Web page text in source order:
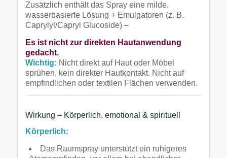
Zusätzlich enthält das Spray eine milde,
wasserbasierte Lösung + Emulgatoren (z. B.
Caprylyl/Capryl Glucoside) –
Es ist nicht zur direkten Hautanwendung
gedacht.
Wichtig: Nicht direkt auf Haut oder Möbel
sprühen, kein direkter Hautkontakt. Nicht auf
empfindlichen oder textilen Flächen verwenden.
Wirkung – Körperlich, emotional & spirituell
Körperlich:
Das Raumspray unterstützt ein ruhigeres